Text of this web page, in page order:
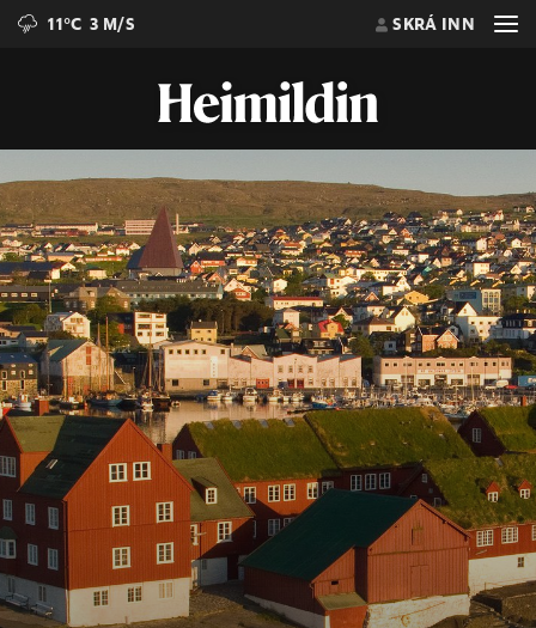
11°C 3 M/S SKRÁ INN